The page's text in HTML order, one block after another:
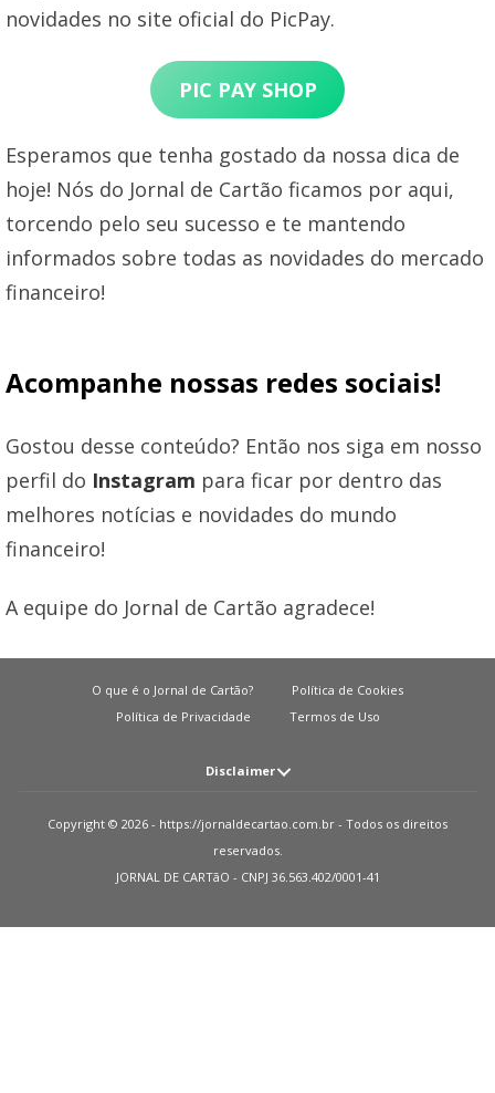
novidades no site oficial do PicPay.
PIC PAY SHOP
Esperamos que tenha gostado da nossa dica de
hoje! Nós do Jornal de Cartão ficamos por aqui,
torcendo pelo seu sucesso e te mantendo
informados sobre todas as novidades do mercado
financeiro!
Acompanhe nossas redes sociais!
Gostou desse conteúdo? Então nos siga em nosso
perfil do Instagram para ficar por dentro das
melhores notícias e novidades do mundo
financeiro!
A equipe do Jornal de Cartão agradece!
O que é o Jornal de Cartão?
Política de Cookies
Política de Privacidade
Termos de Uso
Disclaimer
em dinheiro para liberação de qualquer tipo de produto financeiro, seja
cartão de crédito, financiamento ou empréstimo. Caso isto aconteça nos
avise pelo formulário imediatamente. Observações: O JORNAL DE CARTãO
ressaltar que essas informações podem divergir das informações
Copyright © 2026 - https://jornaldecartao.com.br - Todos os direitos
reservados.
JORNAL DE CARTãO - CNPJ 36.563.402/0001-41